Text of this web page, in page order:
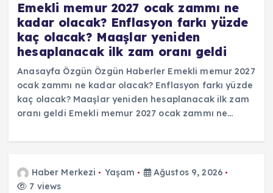
Emekli memur 2027 ocak zammı ne
kadar olacak? Enflasyon farkı yüzde
kaç olacak? Maaşlar yeniden
hesaplanacak ilk zam oranı geldi
Anasayfa Özgün Özgün Haberler Emekli memur 2027
ocak zammı ne kadar olacak? Enflasyon farkı yüzde
kaç olacak? Maaşlar yeniden hesaplanacak ilk zam
oranı geldi Emekli memur 2027 ocak zammı ne…
Haber Merkezi Yaşam
Ağustos 9, 2026
7 views